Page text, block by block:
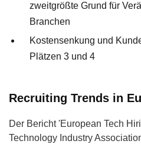
zweitgrößte Grund für
Branchen
Kostensenkung und
Plätzen 3 und 4
Recruiting Trends in
Der Bericht 'European Tech
Technology Industry